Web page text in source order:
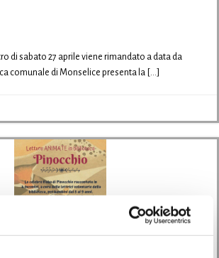
di sabato 27 aprile viene rimandato a data da
comunale di Monselice presenta la […]